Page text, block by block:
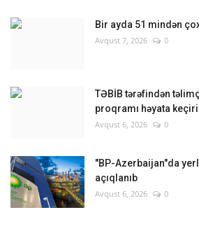
Bir ayda 51 mindən
Avqust 7, 2026 0
TƏBİB tərəfindən
proqramı həyata
Avqust 6, 2026 0
"BP-Azerbaijan"da
açıqlanıb
Avqust 6, 2026 0